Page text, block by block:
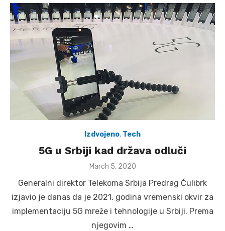
Izdvojeno, Tech
5G u Srbiji kad država odluči
Posted
March 5, 2020
Generalni direktor Telekoma Srbija Predrag Ćulibrk
izjavio je danas da je 2021. godina vremenski okvir za
implementaciju 5G mreže i tehnologije u Srbiji. Prema
njegovim …